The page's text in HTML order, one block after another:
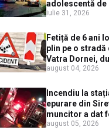
adolescentă de
a aruncat de la
părinții, pe
consumului de
exces la o
iulie 31, 2026
Fetiță de 6 ani
plin pe o stradă
Vatra Dornei,
ieșit în fața
august 04, 2026
Incendiu la
epurare din
muncitor a dat
pompelor de
august 05, 2026